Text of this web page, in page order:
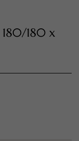
180/180 x